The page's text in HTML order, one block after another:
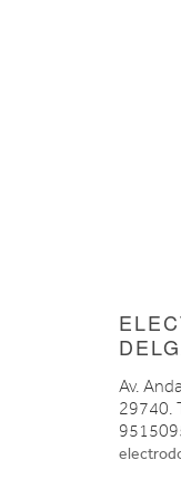
Av.
29740.